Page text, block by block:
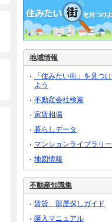
地域情報
「住みたい街」を見つけ
よう
不動産会社検索
家賃相場
暮らしデータ
マンションライブラリー
地図情報
不動産知識集
賃貸 部屋探しガイド
購入マニュアル